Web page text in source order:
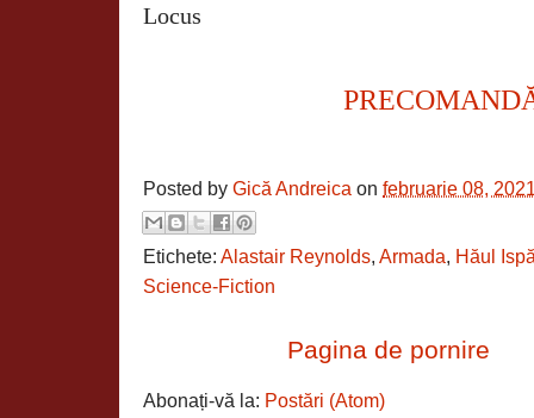
Locus
Posted by Gică Andreica on februarie 08,
Etichete: Alastair Reynolds, Armada, Hăul
Science-Fiction
Pagina de pornire
Abonați-vă la: Postări (Atom)